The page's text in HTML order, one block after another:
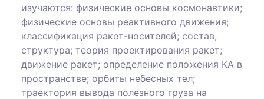
изучаются: физические основы космонавтики;
физические основы реактивного движения;
классификация ракет-носителей; состав,
структура; теория проектирования ракет;
движение ракет; определение положения КА в
пространстве; орбиты небесных тел;
траектория вывода полезного груза на